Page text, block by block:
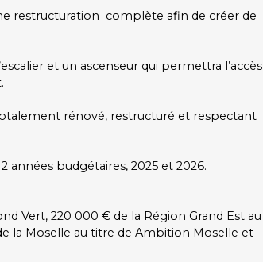
restructuration complète afin de créer de
et un ascenseur qui permettra l’accès
rénové, restructuré et respectant
années budgétaires, 2025 et 2026.
Vert, 220 000 € de la Région Grand Est au
la Moselle au titre de Ambition Moselle et